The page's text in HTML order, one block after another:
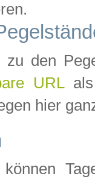
zu den
URLals
hier
können